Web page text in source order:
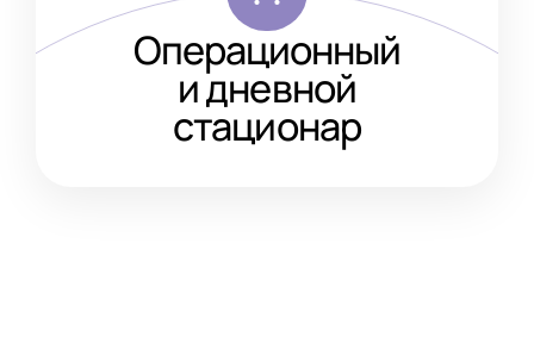
Операционный
и дневной
стационар